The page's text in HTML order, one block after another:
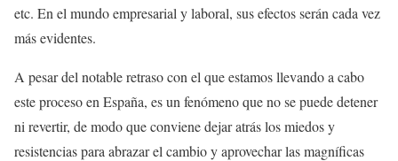
etc. En el mundo empresarial y laboral, sus efectos serán cada vez
más evidentes.
A pesar del notable retraso con el que estamos llevando a cabo
este proceso en España, es un fenómeno que no se puede detener
ni revertir, de modo que conviene dejar atrás los miedos y
resistencias para abrazar el cambio y aprovechar las magníficas